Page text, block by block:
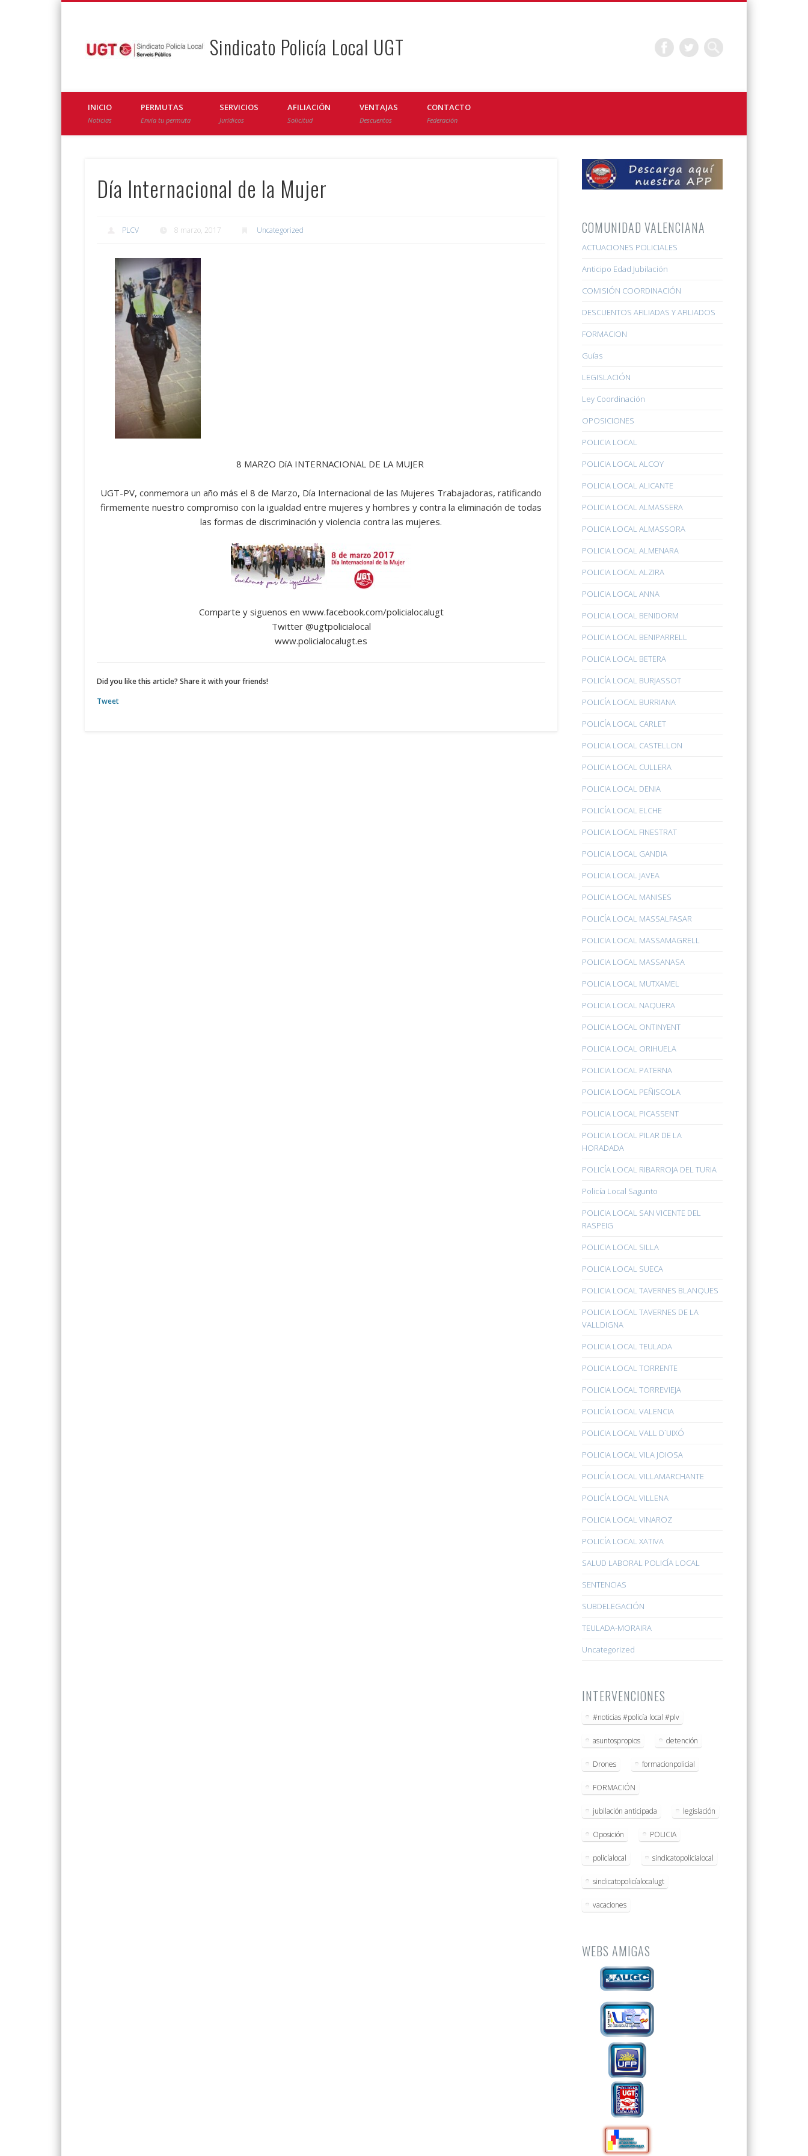
Sindicato Policía Local UGT
FacebookTwitter
INICIO
Noticias
PERMUTAS
Envía tu permuta
SERVICIOS
Jurídicos
AFILIACIÓN
Solicitud
VENTAJAS
Descuentos
CONTACTO
Federación
Día Internacional de la Mujer
PLCV 8 marzo, 2017 Uncategorized
8 MARZO DíA INTERNACIONAL DE LA MUJER
UGT-PV, conmemora un año más el 8 de Marzo, Día Internacional de las Mujeres Trabajadoras, ratificando
firmemente nuestro compromiso con la igualdad entre mujeres y hombres y contra la eliminación de todas
las formas de discriminación y violencia contra las mujeres.
Comparte y siguenos en www.facebook.com/policialocalugt
Twitter @ugtpolicialocal
www.policialocalugt.es
Did you like this article? Share it with your friends!
Tweet
COMUNIDAD VALENCIANA
ACTUACIONES POLICIALES
Anticipo Edad Jubilación
COMISIÓN COORDINACIÓN
DESCUENTOS AFILIADAS Y AFILIADOS
FORMACION
Guías
LEGISLACIÓN
Ley Coordinación
OPOSICIONES
POLICIA LOCAL
POLICIA LOCAL ALCOY
POLICIA LOCAL ALICANTE
POLICIA LOCAL ALMASSERA
POLICIA LOCAL ALMASSORA
POLICIA LOCAL ALMENARA
POLICIA LOCAL ALZIRA
POLICIA LOCAL ANNA
POLICIA LOCAL BENIDORM
POLICIA LOCAL BENIPARRELL
POLICIA LOCAL BETERA
POLICÍA LOCAL BURJASSOT
POLICÍA LOCAL BURRIANA
POLICÍA LOCAL CARLET
POLICIA LOCAL CASTELLON
POLICIA LOCAL CULLERA
POLICIA LOCAL DENIA
POLICÍA LOCAL ELCHE
POLICIA LOCAL FINESTRAT
POLICIA LOCAL GANDIA
POLICIA LOCAL JAVEA
POLICIA LOCAL MANISES
POLICÍA LOCAL MASSALFASAR
POLICIA LOCAL MASSAMAGRELL
POLICIA LOCAL MASSANASA
POLICIA LOCAL MUTXAMEL
POLICIA LOCAL NAQUERA
POLICIA LOCAL ONTINYENT
POLICIA LOCAL ORIHUELA
POLICIA LOCAL PATERNA
POLICIA LOCAL PEÑISCOLA
POLICIA LOCAL PICASSENT
POLICIA LOCAL PILAR DE LA
HORADADA
POLICÍA LOCAL RIBARROJA DEL TURIA
Policía Local Sagunto
POLICIA LOCAL SAN VICENTE DEL
RASPEIG
POLICIA LOCAL SILLA
POLICIA LOCAL SUECA
POLICIA LOCAL TAVERNES BLANQUES
POLICIA LOCAL TAVERNES DE LA
VALLDIGNA
POLICIA LOCAL TEULADA
POLICIA LOCAL TORRENTE
POLICIA LOCAL TORREVIEJA
POLICÍA LOCAL VALENCIA
POLICIA LOCAL VALL D´UIXÓ
POLICIA LOCAL VILA JOIOSA
POLICÍA LOCAL VILLAMARCHANTE
POLICÍA LOCAL VILLENA
POLICIA LOCAL VINAROZ
POLICÍA LOCAL XATIVA
SALUD LABORAL POLICÍA LOCAL
SENTENCIAS
SUBDELEGACIÓN
TEULADA-MORAIRA
Uncategorized
INTERVENCIONES
#noticias #policía local #plv
asuntospropios detención
Drones formacionpolicial
FORMACIÓN
jubilación anticipada legislación
Oposición POLICIA
policíalocal sindicatopolicialocal
sindicatopolicíalocalugt
vacaciones
WEBS AMIGAS